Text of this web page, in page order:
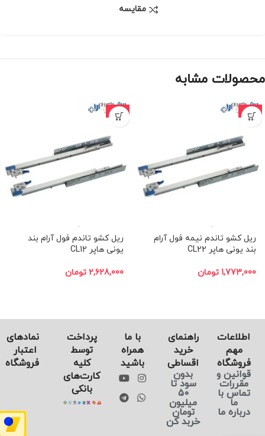
مقايسه
محصولات مشابه
-10%
ریل کشو تاندم نیمه فول آرام
بند یونی‌ هاپر CL22
1,773,000 تومان
-10%
ریل کشو تاندم فول آرام بند
یونی‌ هاپر CL12
2,628,000 تومان
اطلاعات
مهم
فروشگاه
قوانین و
مقررات
تماس با
ما
درباره ما
راهنمای
خرید
اقساطی
بدون
سود تا
50
میلیون
تومان
خربد کن
با ما
همراه
باشید
پرداخت
توسط
کلیه
کارت‌های
بانکی
نماد‌های
اعتبار
فروشگاه